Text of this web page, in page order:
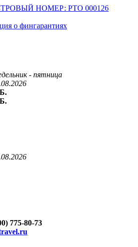
НОМЕР: РТО 000126
о фингарантиях
- пятница
775-80-73